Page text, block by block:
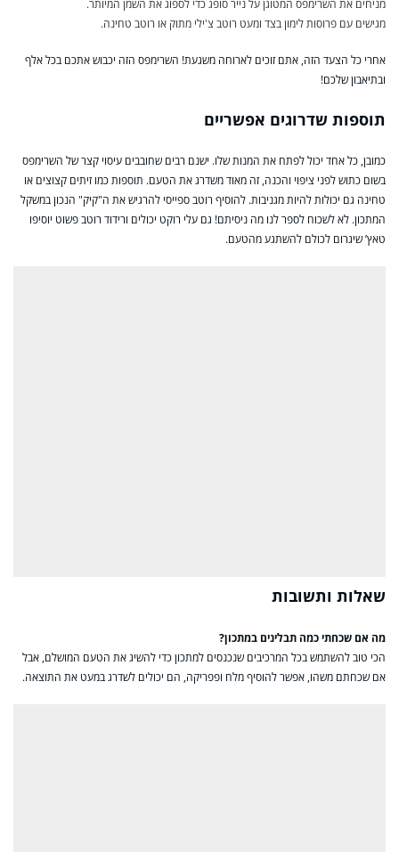
מניחים את השרימפס המטוגן על נייר סופג כדי לספוג את השמן המיותר.
מגישים עם פרוסות לימון בצד ומעט רוטב צ'ילי מתוק או רוטב טחינה.
אחרי כל הצעד הזה, אתם זוכים לארוחה משגעת! השרימפס הזה יכבוש אתכם בכל אלף
ובתיאבון שלכם!
תוספות שדרוגים אפשריים
כמובן, כל אחד יכול לפתח את המנות שלו. ישנם רבים שחובבים עיסוי קצר של השרימפס
בשום כתוש לפני ציפוי והכנה, זה מאוד משדרג את הטעם. תוספות כמו זיתים קצוצים או
טחינה גם יכולות להיות מגניבות. להוסיף רוטב ספייסי להרגיש את ה"קיק" הנכון במשקל
המתכון. לא לשכוח לספר לנו מה ניסיתם! גם עלי רוקט יכולים ורידוד רוטב פשוט יוסיפו
טאץ’ שיגרום לכולם להשתגע מהטעם.
שאלות ותשובות
מה אם שכחתי כמה תבלינים במתכון?
הכי טוב להשתמש בכל המרכיבים שנכנסים למתכון כדי להשיג את הטעם המושלם, אבל
אם שכחתם משהו, אפשר להוסיף מלח ופפריקה, הם יכולים לשדרג במעט את התוצאה.